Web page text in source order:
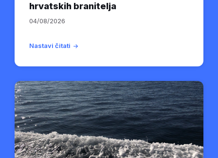
hrvatskih branitelja
04/08/2026
Nastavi čitati